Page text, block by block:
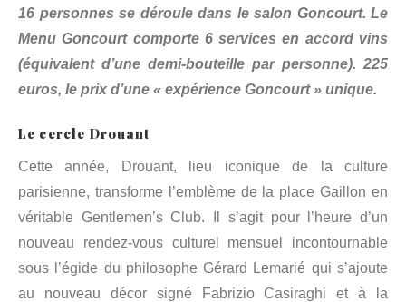
16 personnes se déroule dans le salon Goncourt. Le
Menu Goncourt comporte 6 services en accord vins
(équivalent d’une demi-bouteille par personne). 225
euros, le prix d’une « expérience Goncourt » unique.
Le cercle Drouant
Cette année, Drouant, lieu iconique de la culture
parisienne, transforme l’emblème de la place Gaillon en
véritable Gentlemen’s Club. Il s’agit pour l’heure d’un
nouveau rendez-vous culturel mensuel incontournable
sous l’égide du philosophe Gérard Lemarié qui s’ajoute
au nouveau décor signé Fabrizio Casiraghi et à la